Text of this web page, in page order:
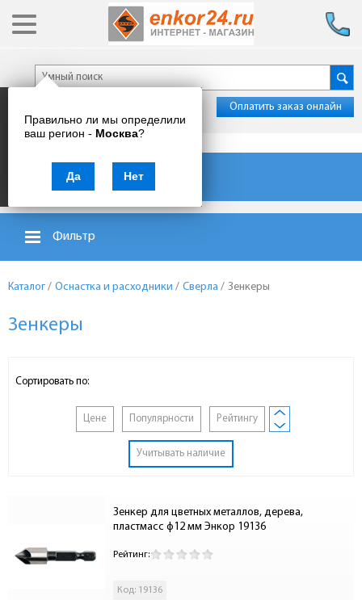
Правильно ли мы определили
ваш регион - Москва?
Да Нет
Оплатить заказ онлайн
Каталог товаров
Фильтр
Каталог / Оснастка и расходники / Сверла / Зенкеры
Зенкеры
Сортировать по:
Цене Популярности Рейтингу
Учитывать наличие
Зенкер для цветных металлов, дерева,
пластмасс ф12 мм Энкор 19136
Рейтинг:
Код: 19136